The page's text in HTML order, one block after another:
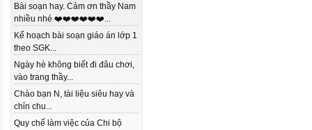
Bài soạn hay. Cảm ơn thầy Nam
nhiều nhé ❤️❤️❤️❤️❤️❤️...
Kế hoạch bài soạn giáo án lớp 1
theo SGK...
Ngày hè không biết đi đâu chơi,
vào trang thầy...
Chào bạn N, tài liệu siêu hay và
chỉn chu...
Quy chế làm việc của Chi bộ